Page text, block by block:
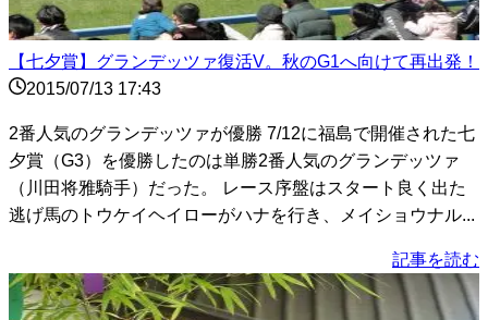
【七夕賞】グランデッツァ復活V。秋のG1へ向けて再出発！
2015/07/13 17:43
2番人気のグランデッツァが優勝 7/12に福島で開催された七
夕賞（G3）を優勝したのは単勝2番人気のグランデッツァ
（川田将雅騎手）だった。 レース序盤はスタート良く出た
逃げ馬のトウケイヘイローがハナを行き、メイショウナル...
記事を読む